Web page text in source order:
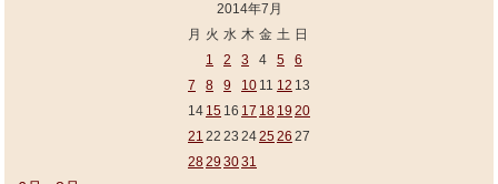
2014年7月
月 火 水 木 金 土 日
1
2 3 4 5
6
7
8 9 10 11 12 13
14 15 16 17 18 19 20
21 22 23 242526 27
2829 3031